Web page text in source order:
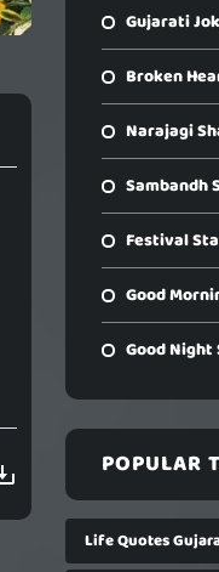
Gujarati
Broken
Narajagi
Sambandh
Festival
Good
Good
POPULAR
Life Quotes